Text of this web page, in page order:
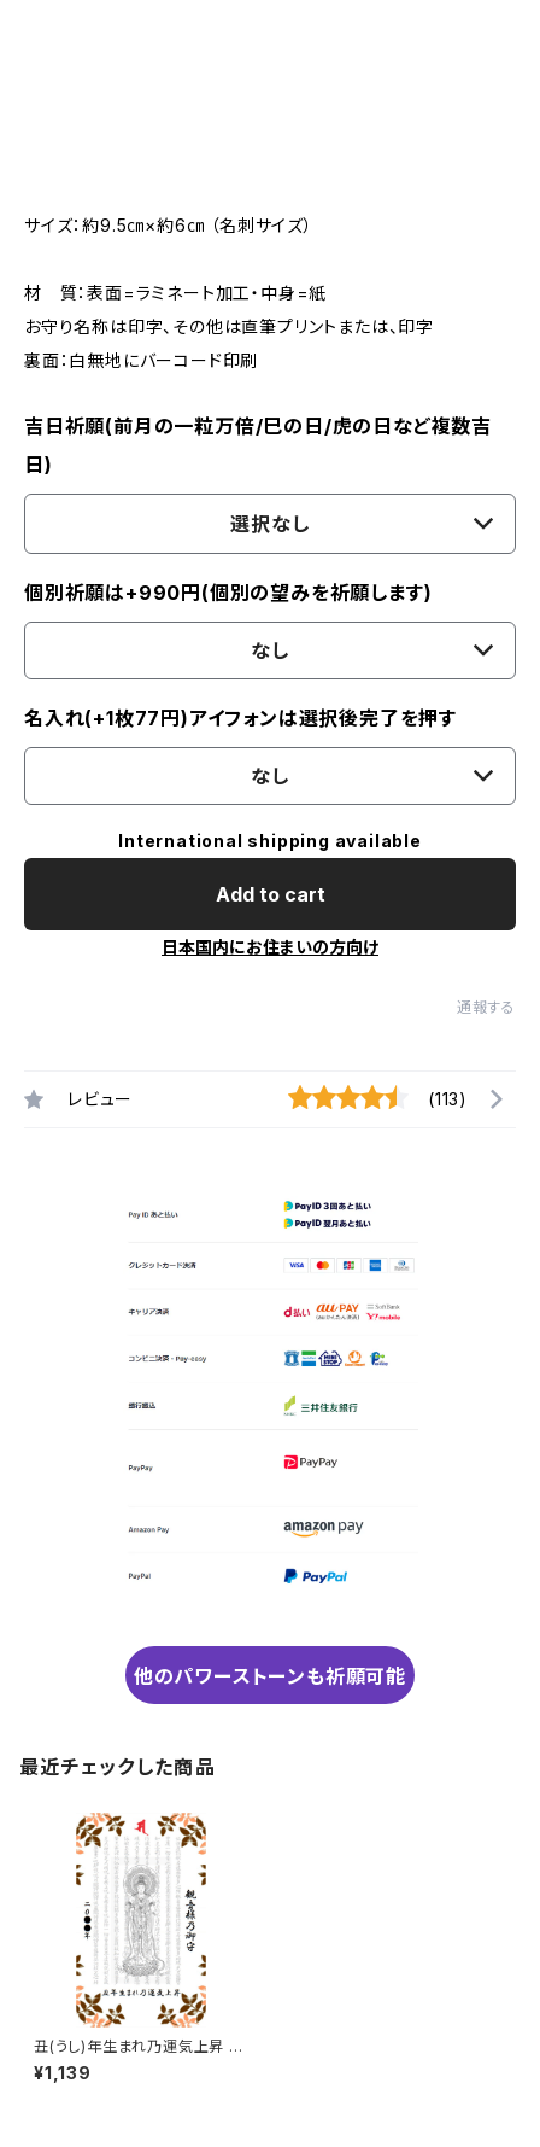
サイズ：約9.5㎝×約6㎝ （名刺サイズ）
材 質：表面=ラミネート加工・中身=紙
お守り名称は印字、その他は直筆プリントまたは、印字
裏面：白無地にバーコード印刷
吉日祈願(前月の一粒万倍/巳の日/虎の日など複数吉
日)
選択なし
個別祈願は+990円(個別の望みを祈願します)
なし
名入れ(+1枚77円)アイフォンは選択後完了を押す
なし
International shipping available
Add to cart
日本国内にお住まいの方向け
通報する
レビュー (113)
他のパワーストーンも祈願可能
最近チェックした商品
丑(うし)年生まれ乃運気上昇 観
音様のお守り
¥1,139